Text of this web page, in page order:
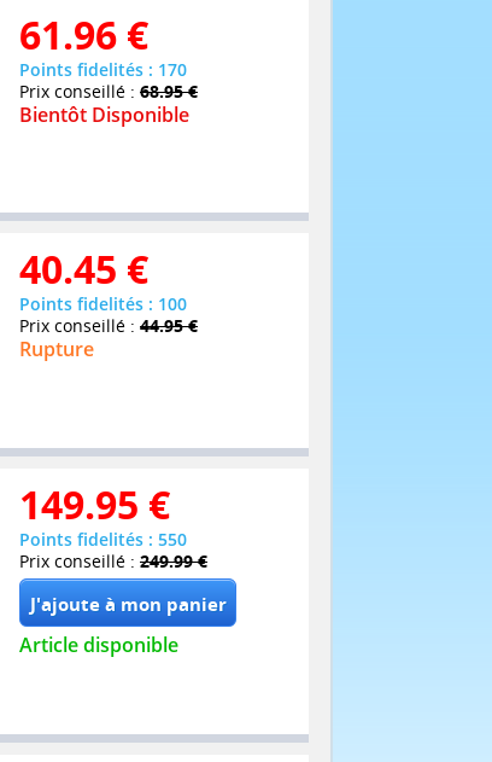
61.96 €
Points fidelités : 170
Prix conseillé : 68.95 €
Bientôt Disponible
40.45 €
Points fidelités : 100
Prix conseillé : 44.95 €
Rupture
149.95 €
Points fidelités : 550
Prix conseillé : 249.99 €
Article disponible